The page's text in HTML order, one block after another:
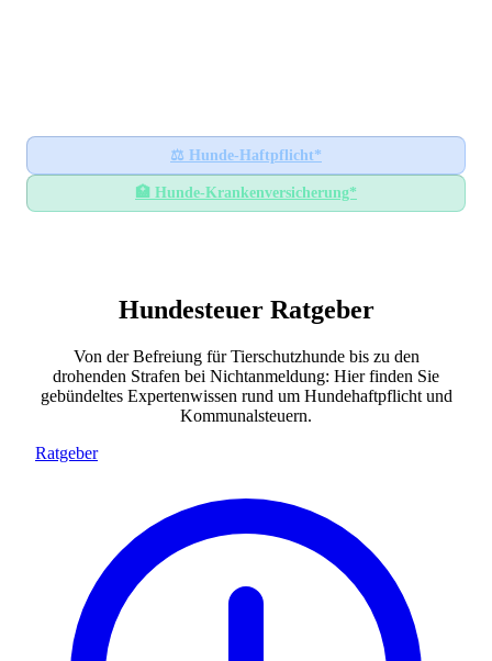
⚖️ Hunde-Haftpflicht*
🏥 Hunde-Krankenversicherung*
Hundesteuer Ratgeber
Von der Befreiung für Tierschutzhunde bis zu den
drohenden Strafen bei Nichtanmeldung: Hier finden Sie
gebündeltes Expertenwissen rund um Hundehaftpflicht und
Kommunalsteuern.
Ratgeber